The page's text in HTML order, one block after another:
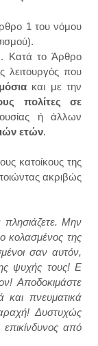
1 του νόμου
. Κατά το Άρθρο
λειτουργός που
και με την
πολίτες σε
ή άλλων
ετών.
κατοίκους της
ακριβώς
Μην
κολασμένος της
σαν αυτόν,
ψυχής τους! Ε
Αποδοκιμάστε
και πνευματικά
Δυστυχώς
επικίνδυνος από